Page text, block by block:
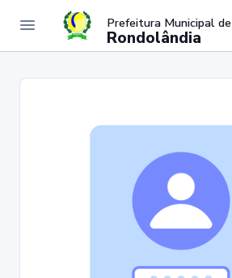
Prefeitura Municipal de
Rondolândia